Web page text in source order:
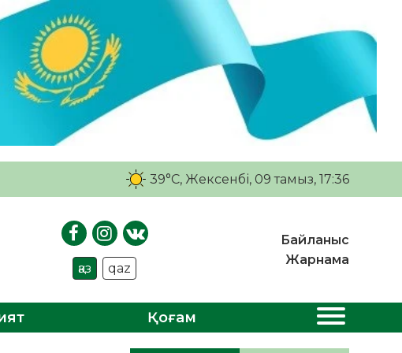
39°C, Жексенбі, 09 тамыз, 17:36
қаз qaz
Байланыс
Жарнама
Қоғам